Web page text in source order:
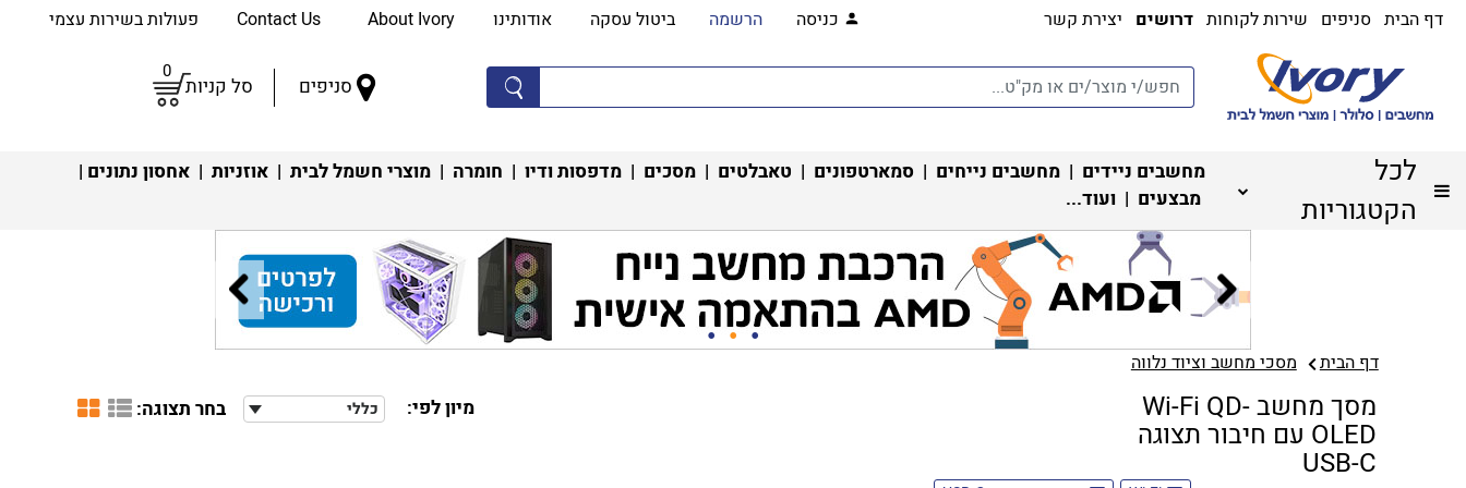
דף הבית סניפים שירות לקוחות דרושים יצירת קשר כניסה הרשמה ביטול עסקה אודותינו About Ivory פעולות בשירות עצמי
סניפים סל קניות
0
לכל
הקטגוריות
מחשבים ניידים | מחשבים נייחים | סמארטפונים | טאבלטים | מסכים | מדפסות ודיו | חומרה | מוצרי חשמל לבית | אוזניות | אחסון נתונים |
מבצעים | ועוד...
דף הבית מסכי מחשב וציוד נלווה
מסך מחשב Wi-Fi QD-
OLED עם חיבור תצוגה
USB-C
מיון לפי: כללי בחר תצוגה: